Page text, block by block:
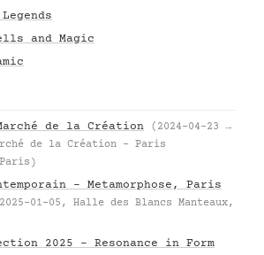
and Magic
de la Création
(2024-04-23 →
de la Création – Paris
– Metamorphose, Paris
01-05, Halle des Blancs Manteaux,
2025 – Resonance in Form